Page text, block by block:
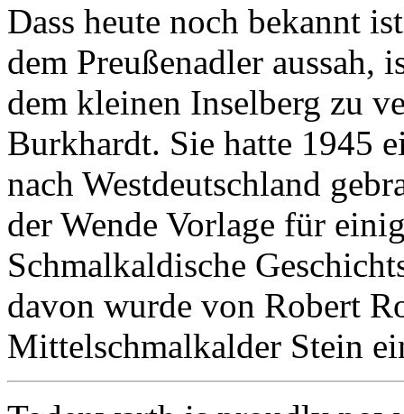
Dass heute noch bekannt
dem Preußenadler aussah,
dem kleinen Inselberg zu
Burkhardt. Sie hatte 1945
nach Westdeutschland
der Wende Vorlage für
Schmalkaldische
davon wurde von Robert
Mittelschmalkalder Stein